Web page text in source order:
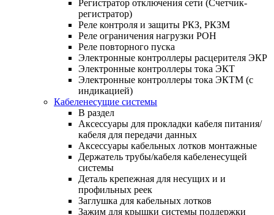
Регистратор отключения сети (Счетчик-
регистратор)
Реле контроля и защиты РКЗ, РКЗМ
Реле ограничения нагрузки РОН
Реле повторного пуска
Электронные контроллеры расцерителя ЭКР
Электронные контроллеры тока ЭКТ
Электронные контроллеры тока ЭКТМ (с
индикацией)
Кабеленесущие системы
В раздел
Аксессуары для прокладки кабеля питания/
кабеля для передачи данных
Аксессуары кабельных лотков монтажные
Держатель трубы/кабеля кабеленесущей
системы
Деталь крепежная для несущих и и
профильных реек
Заглушка для кабельных лотков
Зажим для крышки системы поддержки